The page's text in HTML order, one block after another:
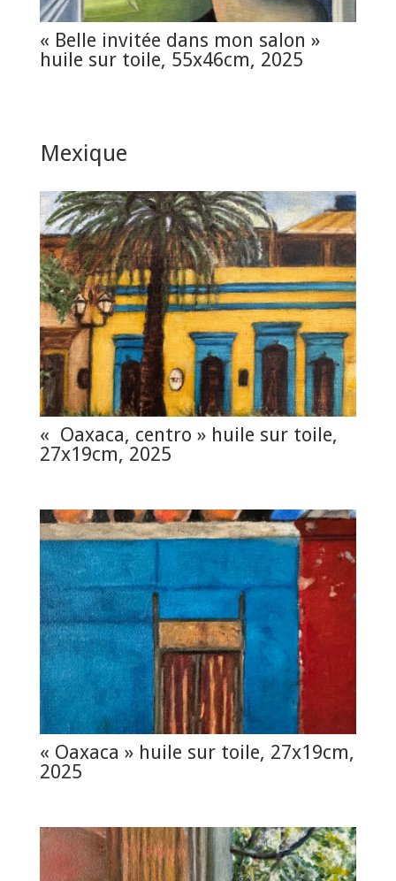
« Belle invitée dans mon salon »
huile sur toile, 55x46cm, 2025
Mexique
« Oaxaca, centro » huile sur toile,
27x19cm, 2025
« Oaxaca » huile sur toile, 27x19cm,
2025